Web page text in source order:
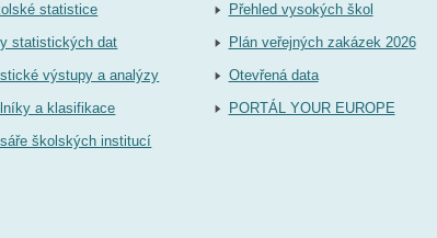
statistice
statistických dat
výstupy a analýzy
a klasifikace
školských institucí
Přehled vysokých škol
Plán veřejných zakázek 2026
Otevřená data
PORTÁL YOUR EUROPE